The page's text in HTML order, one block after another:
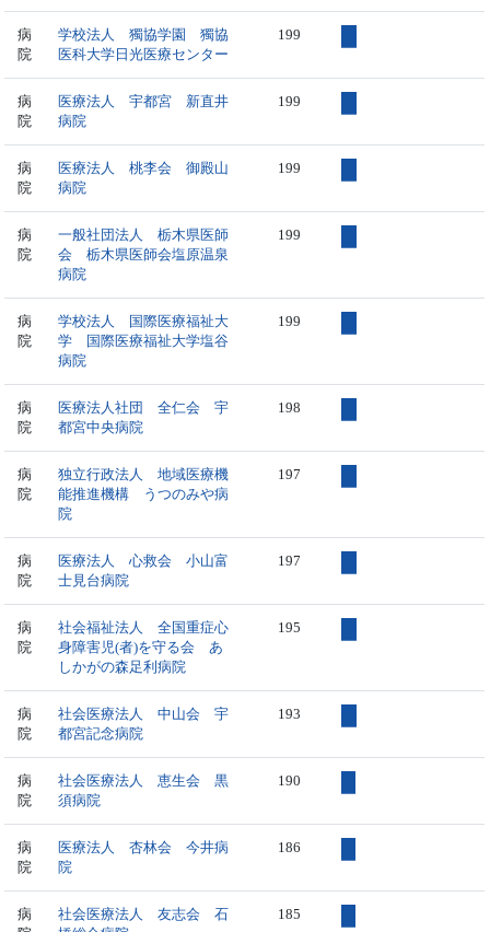
病
院
学校法人 獨協学園 獨協
医科大学日光医療センター
199
病
院
医療法人 宇都宮 新直井
病院
199
病
院
医療法人 桃李会 御殿山
病院
199
病
院
一般社団法人 栃木県医師
会 栃木県医師会塩原温泉
病院
199
病
院
学校法人 国際医療福祉大
学 国際医療福祉大学塩谷
病院
199
病
院
医療法人社団 全仁会 宇
都宮中央病院
198
病
院
独立行政法人 地域医療機
能推進機構 うつのみや病
院
197
病
院
医療法人 心救会 小山富
士見台病院
197
病
院
社会福祉法人 全国重症心
身障害児(者)を守る会 あ
しかがの森足利病院
195
病
院
社会医療法人 中山会 宇
都宮記念病院
193
病
院
社会医療法人 恵生会 黒
須病院
190
病
院
医療法人 杏林会 今井病
院
186
病
社会医療法人 友志会 石
185